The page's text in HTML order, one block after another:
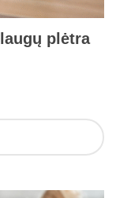
plėtra